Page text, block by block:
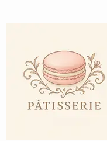
(Pressez
Entrée)